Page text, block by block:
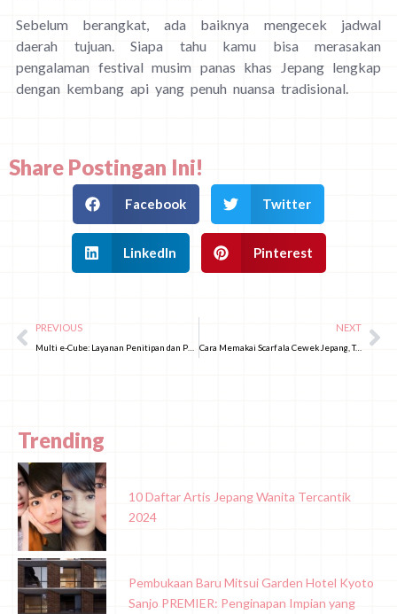
Sebelum berangkat, ada baiknya mengecek jadwal
daerah tujuan. Siapa tahu kamu bisa merasakan
pengalaman festival musim panas khas Jepang lengkap
dengan kembang api yang penuh nuansa tradisional.
Share Postingan Ini!
Facebook Twitter
LinkedIn Pinterest
PREVIOUS NEXT
Cara Memakai Scarf ala Cewek Jepang, Tetap Stylish dan Hangat di Cuaca Dingin
Trending
10 Daftar Artis Jepang Wanita Tercantik
2024
Pembukaan Baru Mitsui Garden Hotel Kyoto
Sanjo PREMIER: Penginapan Impian yang